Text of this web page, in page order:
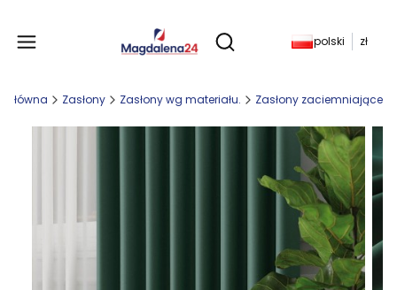
Otwórz wyszukiwarkę
Produkty w
polski zł
główna Zasłony Zasłony wg materiału. Zasłony zaciemniające